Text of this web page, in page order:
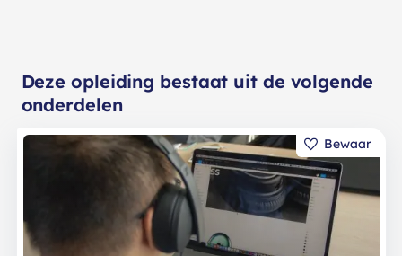
Deze opleiding bestaat uit de volgende
onderdelen